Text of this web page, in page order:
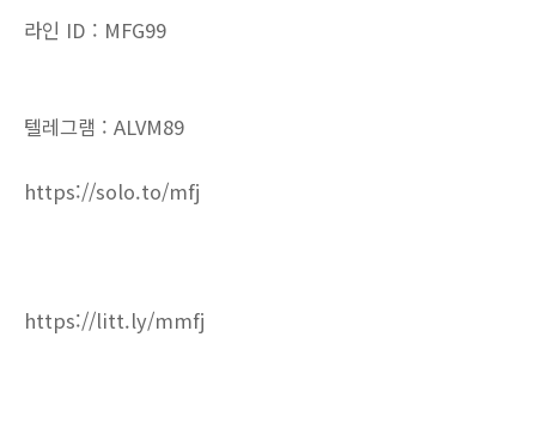
라인 ID : MFG99
텔레그램 : ALVM89
https://solo.to/mfj
https://litt.ly/mmfj